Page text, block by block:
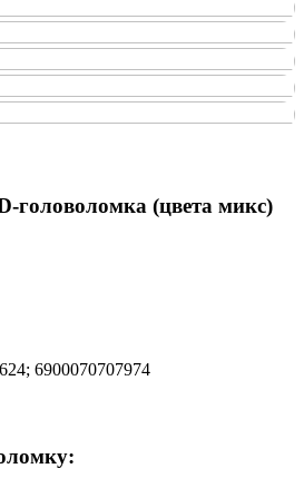
головоломка (цвета микс)
6900070707974